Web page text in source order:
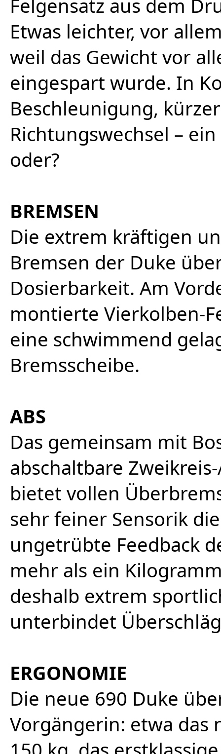
Felgensatz aus dem
Etwas leichter, vor
weil das Gewicht vor
eingespart wurde. In
Beschleunigung,
Richtungswechsel –
oder?
BREMSEN
Die extrem kräftigen
Bremsen der Duke
Dosierbarkeit. Am
montierte Vierkolben-
eine schwimmend
Bremsscheibe.
ABS
Das gemeinsam mit
abschaltbare
bietet vollen
sehr feiner Sensorik
ungetrübte Feedback
mehr als ein
deshalb extrem
unterbindet
ERGONOMIE
Die neue 690 Duke
Vorgängerin: etwa das